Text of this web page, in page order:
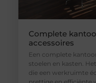
Complete
accessoires
Een complete
stoelen en kasten.
die een werkruimte